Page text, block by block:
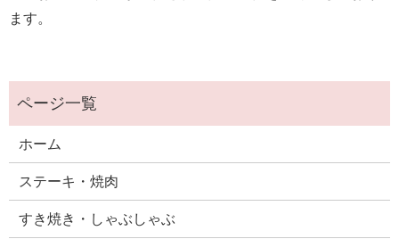
ます。
ホーム
ステーキ・焼肉
すき焼き・しゃぶしゃぶ